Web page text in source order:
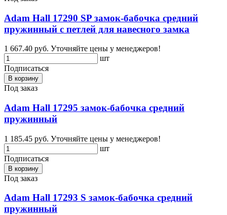
Adam Hall 17290 SP замок-бабочка средний
пружинный с петлей для навесного замка
1 667.40 руб. Уточняйте цены у менеджеров!
шт
Подписаться
В корзину
Под заказ
Adam Hall 17295 замок-бабочка средний
пружинный
1 185.45 руб. Уточняйте цены у менеджеров!
шт
Подписаться
В корзину
Под заказ
Adam Hall 17293 S замок-бабочка средний
пружинный